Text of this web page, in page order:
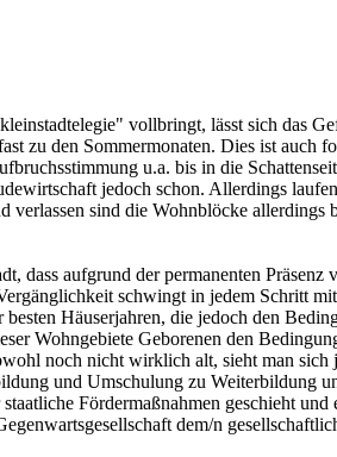
vollbringt, lässt sich das
zu den Sommermonaten. Dies ist auch
u.a. bis in die
jedoch schon. Allerdings
sind die Wohnblöcke allerdings
aufgrund der permanenten
schwingt in jedem Schritt
Häuserjahren, die jedoch den
Wohngebiete Geborenen den
noch nicht wirklich alt, sieht man
und Umschulung zu Weiterbildung
Fördermaßnahmen geschieht
dem/n